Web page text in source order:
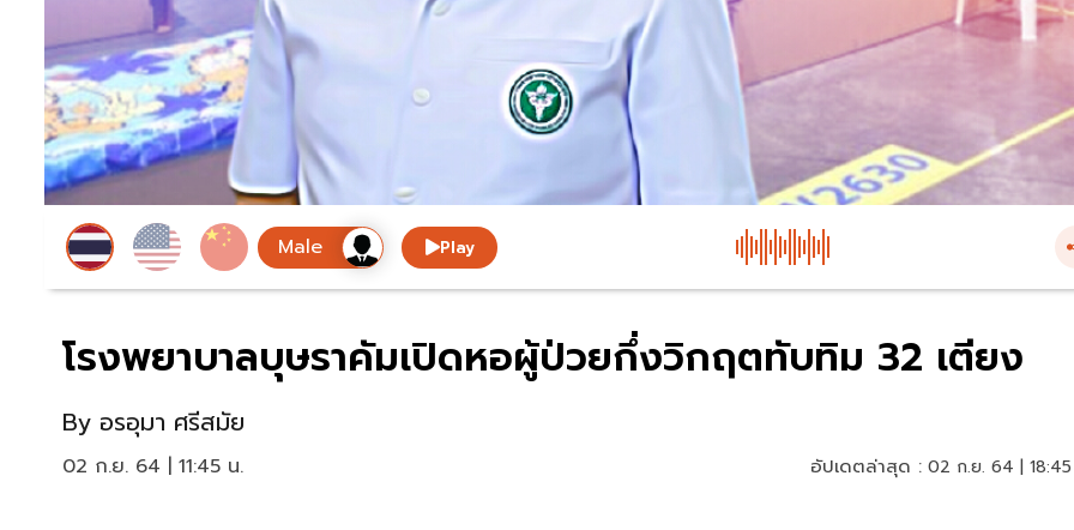
Play
โรงพยาบาลบุษราคัมเปิดหอผู้ป่วยกึ่งวิกฤตทับทิม 32 เตียง
By อรอุมา ศรีสมัย
02 ก.ย. 64 | 11:45 น. อัปเดตล่าสุด : 02 ก.ย. 64 |